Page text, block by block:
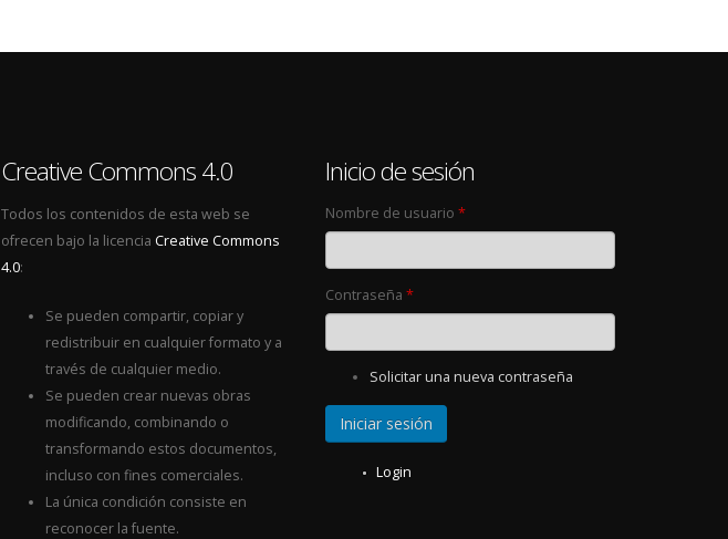
Creative Commons 4.0
Todos los contenidos de esta web se
ofrecen bajo la licencia Creative Commons
4.0:
Se pueden compartir, copiar y
redistribuir en cualquier formato y a
través de cualquier medio.
Se pueden crear nuevas obras
modificando, combinando o
transformando estos documentos,
incluso con fines comerciales.
La única condición consiste en
reconocer la fuente.
Inicio de sesión
Nombre de usuario *
Contraseña *
Solicitar una nueva contraseña
Login